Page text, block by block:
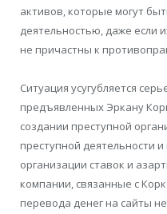
активов, которые могут
деятельностью, даже если
не причастны к
Ситуация усугубляется
предъявленных Эркану
создании преступной
преступной деятельности
организации ставок и
компании, связанные с
перевода денег на сайты